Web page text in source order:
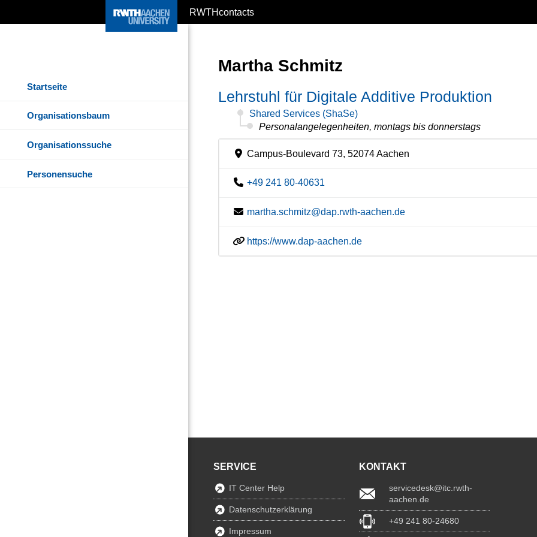
RWTHcontacts
Startseite
Organisationsbaum
Organisationssuche
Personensuche
Martha Schmitz
Lehrstuhl für Digitale Additive Produktion
Shared Services (ShaSe)
Personalangelegenheiten, montags bis donnerstags
Campus-Boulevard 73, 52074 Aachen
+49 241 80-40631
martha.schmitz@dap.rwth-aachen.de
https://www.dap-aachen.de
SERVICE
IT Center Help
Datenschutzerklärung
Impressum
KONTAKT
servicedesk@itc.rwth-
aachen.de
+49 241 80-24680